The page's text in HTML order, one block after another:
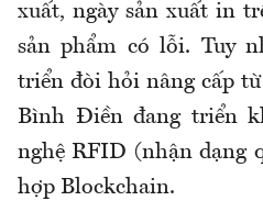
xuất, ngày sản xuất in
sản phẩm có lỗi. Tuy
triển đòi hỏi nâng cấp
Bình Điền đang triển
nghệ RFID (nhận dạng
hợp Blockchain.